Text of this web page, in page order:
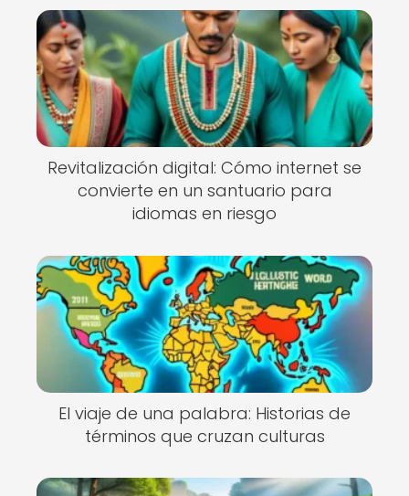
Revitalización digital: Cómo internet se
convierte en un santuario para
idiomas en riesgo
El viaje de una palabra: Historias de
términos que cruzan culturas